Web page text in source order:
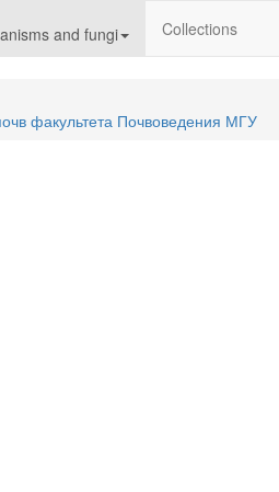
and fungi Collections
факультета Почвоведения МГУ